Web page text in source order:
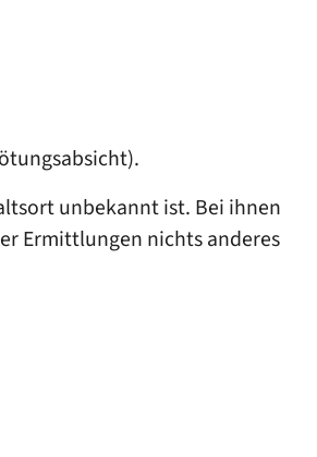
unbekannt ist. Bei ihnen
Ermittlungen nichts anderes